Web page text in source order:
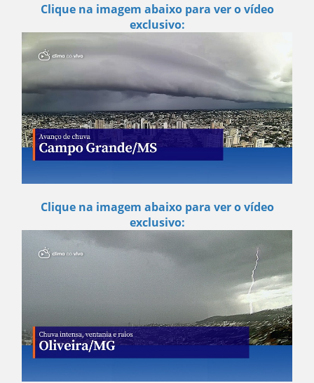
Clique na imagem abaixo para ver o vídeo
exclusivo:
Clique na imagem abaixo para ver o vídeo
exclusivo: